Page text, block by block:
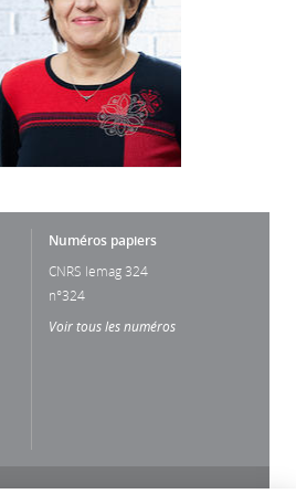
Numéros papiers
CNRS lemag 324
n°324
Voir tous les numéros